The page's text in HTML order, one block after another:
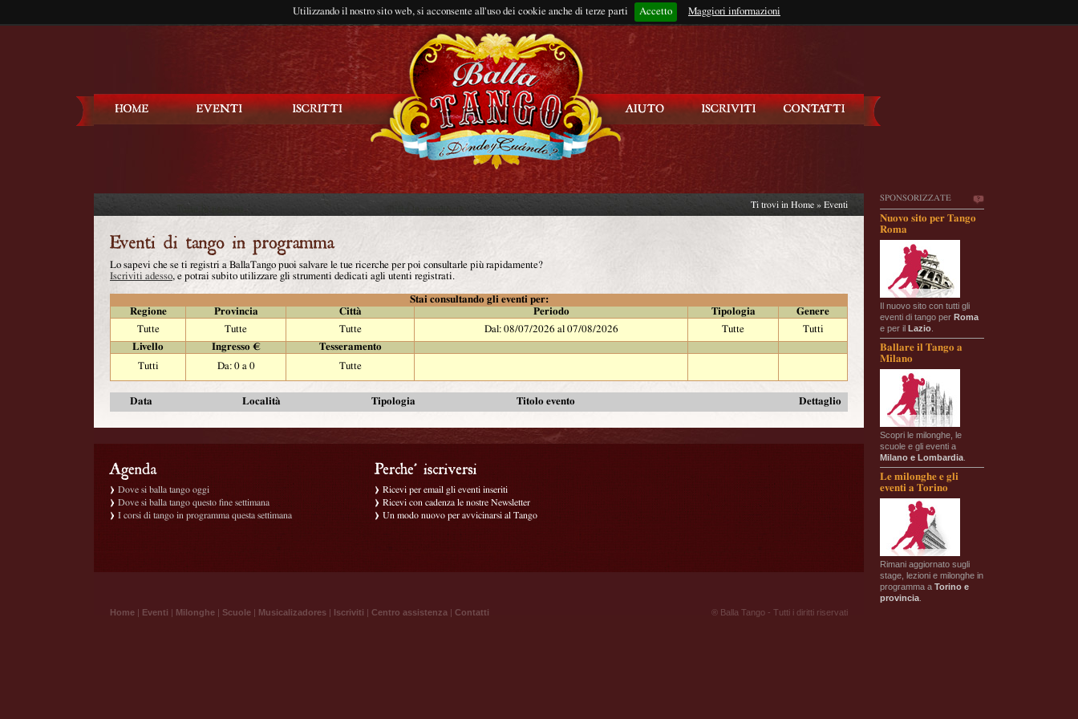
Utilizzando il nostro sito web, si acconsente all'uso dei cookie anche di terze parti Accetto Maggiori informazioni
Rimani connesso?
SPONSORIZZATE
Nuovo sito per Tango
Roma
Il nuovo sito con tutti gli
eventi di tango per Roma
e per il Lazio
Ballare il Tango a
Milano
Scopri le milonghe, le
scuole e gli eventi a
Milano e Lombardia
Le milonghe e gli
eventi a Torino
Rimani aggiornato sugli
stage, lezioni e milonghe in
programma a Torino e
provincia
Ti trovi in Home » Eventi
Lo sapevi che se ti registri a BallaTango puoi salvare le tue ricerche per poi consultarle più rapidamente?
Iscriviti adesso, e potrai subito utilizzare gli strumenti dedicati agli utenti registrati.
Stai consultando gli eventi per:
Regione
Provincia Città Periodo Tipologia
Genere
Tutte
Tutte Tutte Dal: 08/07/2026 al 07/08/2026 Tutte
Tutti
Livello
Ingresso €
Tesseramento
Tutti
Da: 0 a 0 Tutte
Data Località Tipologia Titolo evento Dettaglio
Dove si balla tango oggi
Dove si balla tango questo fine settimana
I corsi di tango in programma questa settimana
Ricevi per email gli eventi inseriti
Ricevi con cadenza le nostre Newsletter
Un modo nuovo per avvicinarsi al Tango
Home | Eventi | Milonghe | Scuole | Musicalizadores | Iscriviti | Centro assistenza | Contatti ® Balla Tango - Tutti i diritti riservati